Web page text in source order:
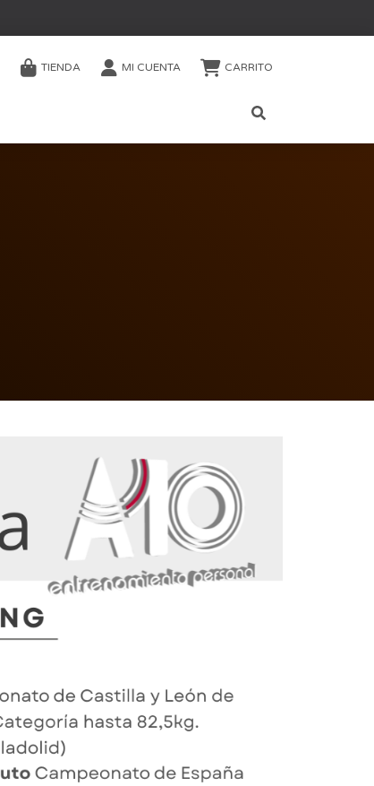
TIENDA MI CUENTA CARRITO